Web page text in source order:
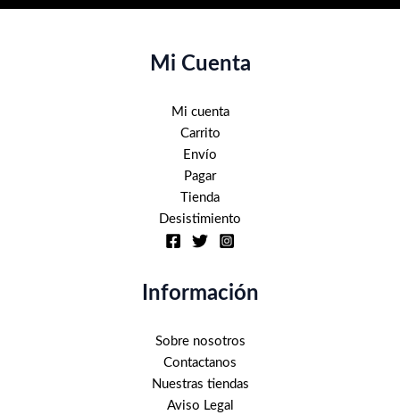
Mi Cuenta
Mi cuenta
Carrito
Envío
Pagar
Tienda
Desistimiento
Información
Sobre nosotros
Contactanos
Nuestras tiendas
Aviso Legal